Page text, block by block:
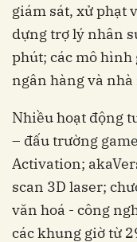
giám sát, xử phạt
dựng trợ lý nhân
phút; các mô
ngân hàng và nhà
Nhiều hoạt động
– đấu trường
Activation;
scan 3D laser;
văn hoá - công